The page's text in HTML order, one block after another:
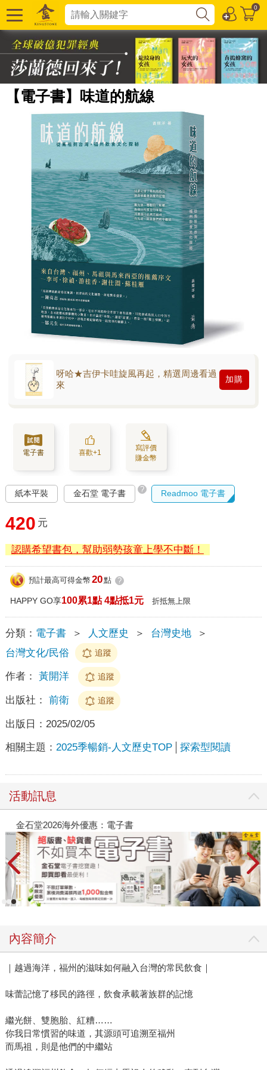
0
【電子書】味道的航線
呀哈★吉伊卡哇旋風再起，精選周邊看過
來
加購
電子書 喜歡+1
寫評價
賺金幣
紙本平裝 金石堂 電子書 ? Readmoo 電子書
420 元
認購希望書包，幫助弱勢孩童上學不中斷！
預計最高可得金幣 20點 ?
HAPPY GO享100累1點 4點抵1元 折抵無上限
分類： 電子書 ＞ 人文歷史 ＞ 台灣史地
＞
台灣文化/民俗
追蹤
作者： 黃開洋 追蹤
出版社： 前衛 追蹤
出版日： 2025/02/05
相關主題： 2025季暢銷-人文歷史TOP 探索型閱讀
活動訊息
金石堂2026海外優惠：電子書
內容簡介
｜越過海洋，福州的滋味如何融入台灣的常民飲食｜
味蕾記憶了移民的路徑，飲食承載著族群的記憶
繼光餅、雙胞胎、紅糟……
你我日常慣習的味道，其源頭可追溯至福州
而馬祖，則是他們的中繼站